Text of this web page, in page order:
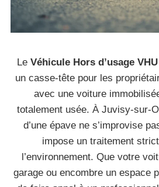
Le Véhicule Hors d’usage VHU
un casse-tête pour les
avec une voiture
totalement usée. À Juvisy-sur-
d’une épave ne s’improvise
impose un traitement
l’environnement. Que votre
garage ou encombre un espace